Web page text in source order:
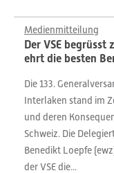
Medienmitteilung
Der VSE
ehrt die besten
Die 133.
Interlaken stand im
und deren
Schweiz. Die
Benedikt Loepfe
der VSE die...